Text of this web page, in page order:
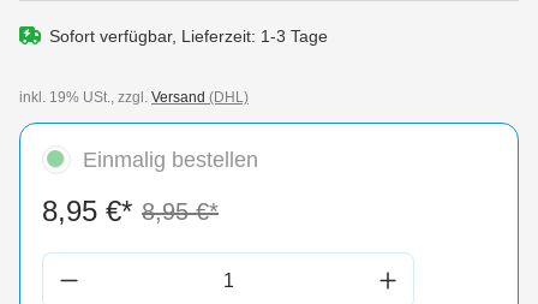
Sofort verfügbar, Lieferzeit: 1-3 Tage
inkl. 19% USt., zzgl. Versand (DHL)
Einmalig bestellen
Produkt Anzahl: Gib den gewünschten
8,95 €* 8,95 €*